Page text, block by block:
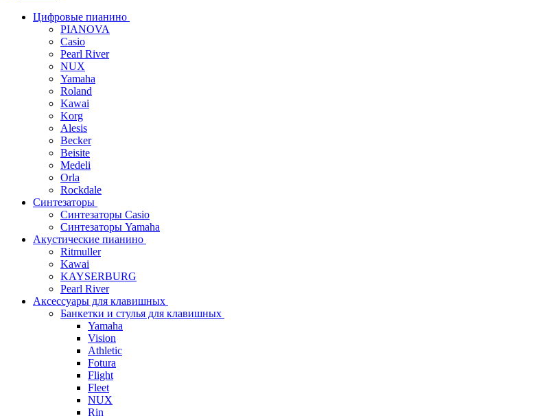
Цифровые пианино
PIANOVA
Casio
Pearl River
NUX
Yamaha
Roland
Kawai
Korg
Alesis
Becker
Beisite
Medeli
Orla
Rockdale
Синтезаторы
Синтезаторы Casio
Синтезаторы Yamaha
Акустические пианино
Ritmuller
Kawai
KAYSERBURG
Pearl River
Аксессуары для клавишных
Банкетки и стулья для клавишных
Yamaha
Vision
Athletic
Fotura
Flight
Fleet
NUX
Rin